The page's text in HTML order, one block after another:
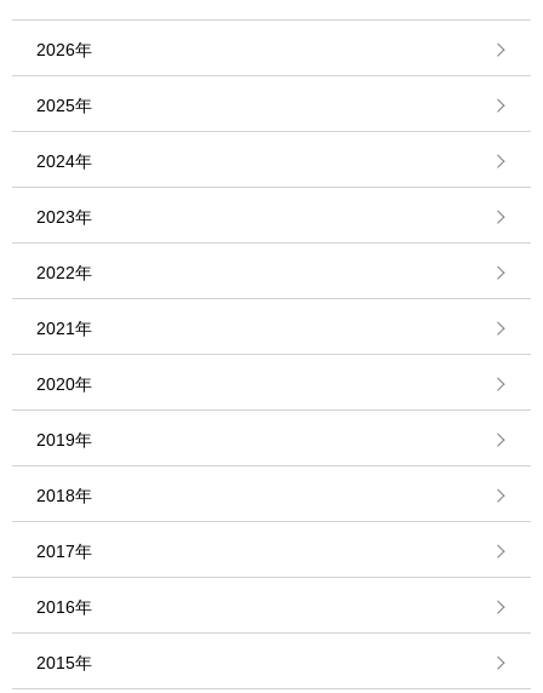
2026年
2025年
2024年
2023年
2022年
2021年
2020年
2019年
2018年
2017年
2016年
2015年